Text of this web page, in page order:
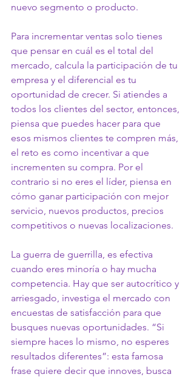
nuevo segmento o producto.
Para incrementar ventas solo tienes
que pensar en cuál es el total del
mercado, calcula la participación de tu
empresa y el diferencial es tu
oportunidad de crecer. Si atiendes a
todos los clientes del sector, entonces,
piensa que puedes hacer para que
esos mismos clientes te compren más,
el reto es como incentivar a que
incrementen su compra. Por el
contrario si no eres el líder, piensa en
cómo ganar participación con mejor
servicio, nuevos productos, precios
competitivos o nuevas localizaciones.
La guerra de guerrilla, es efectiva
cuando eres minoría o hay mucha
competencia. Hay que ser autocrítico y
arriesgado, investiga el mercado con
encuestas de satisfacción para que
busques nuevas oportunidades. “Si
siempre haces lo mismo, no esperes
resultados diferentes”: esta famosa
frase quiere decir que innoves, busca